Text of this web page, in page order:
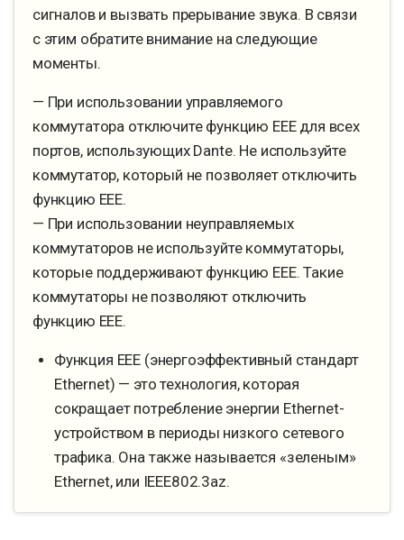
сигналов и вызвать прерывание звука. В связи
с этим обратите внимание на следующие
моменты.
— При использовании управляемого
коммутатора отключите функцию EEE для всех
портов, использующих Dante. Не используйте
коммутатор, который не позволяет отключить
функцию EEE.
— При использовании неуправляемых
коммутаторов не используйте коммутаторы,
которые поддерживают функцию EEE. Такие
коммутаторы не позволяют отключить
функцию EEE.
Функция EEE (энергоэффективный стандарт
Ethernet) — это технология, которая
сокращает потребление энергии Ethernet-
устройством в периоды низкого сетевого
трафика. Она также называется «зеленым»
Ethernet, или IEEE802.3az.